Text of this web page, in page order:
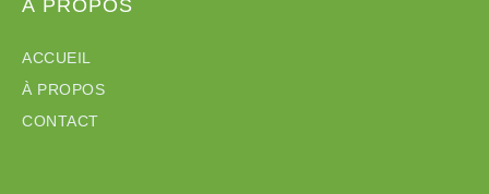
À PROPOS
ACCUEIL
À PROPOS
CONTACT